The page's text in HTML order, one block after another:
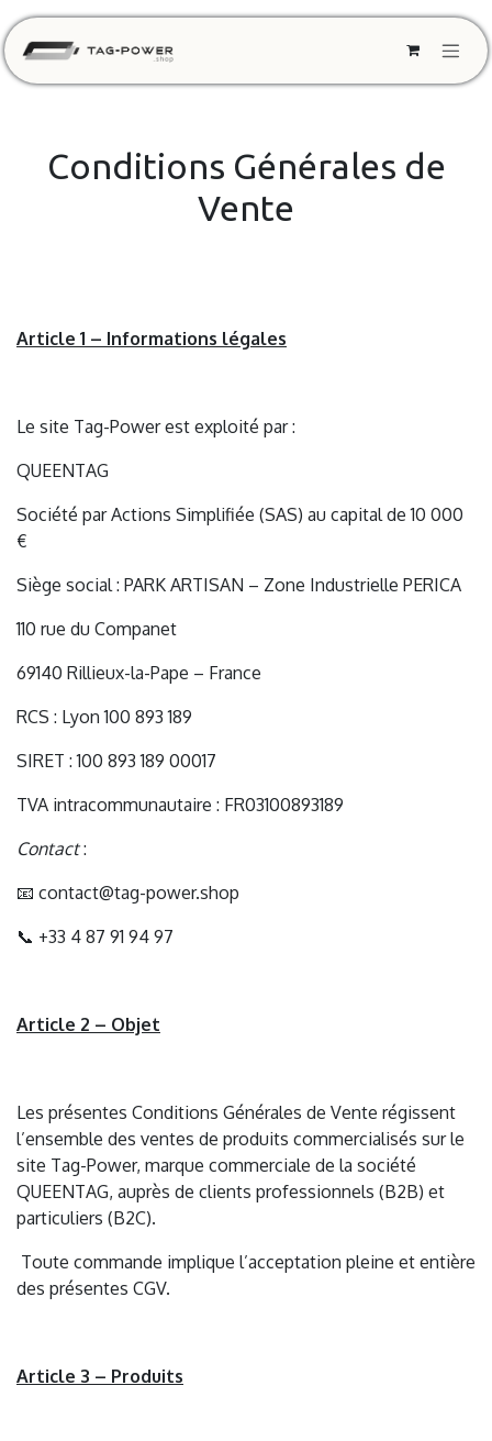
Conditions Générales de
Vente
Article 1 – Informations légales
Le site Tag-Power est exploité par :
QUEENTAG
Société par Actions Simplifiée (SAS) au capital de 10 000
€
Siège social : PARK ARTISAN – Zone Industrielle PERICA
110 rue du Companet
69140 Rillieux-la-Pape – France
RCS : Lyon 100 893 189
SIRET : 100 893 189 00017
TVA intracommunautaire : FR03100893189
Contact:
📧 contact@tag-power.shop
📞 +33 4 87 91 94 97
Article 2 – Objet
Les présentes Conditions Générales de Vente régissent
l’ensemble des ventes de produits commercialisés sur le
site Tag-Power, marque commerciale de la société
QUEENTAG, auprès de clients professionnels (B2B) et
particuliers (B2C).
Toute commande implique l’acceptation pleine et entière
des présentes CGV.
Article 3 – Produits